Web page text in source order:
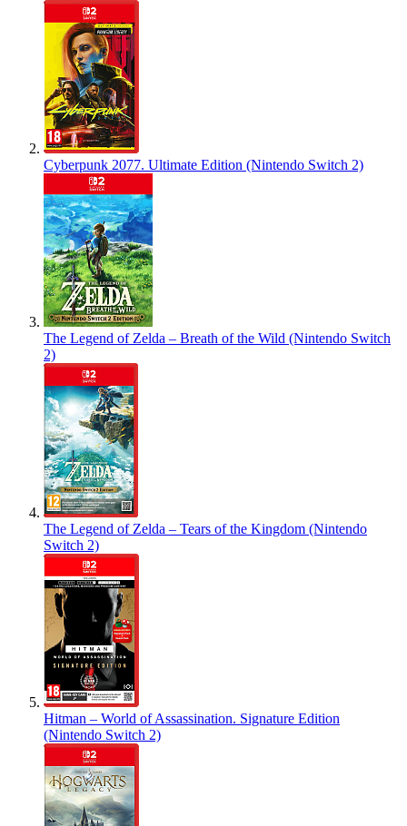
Cyberpunk 2077. Ultimate Edition (Nintendo Switch 2)
The Legend of Zelda – Breath of the Wild (Nintendo Switch
2)
The Legend of Zelda – Tears of the Kingdom (Nintendo
Switch 2)
Hitman – World of Assassination. Signature Edition
(Nintendo Switch 2)